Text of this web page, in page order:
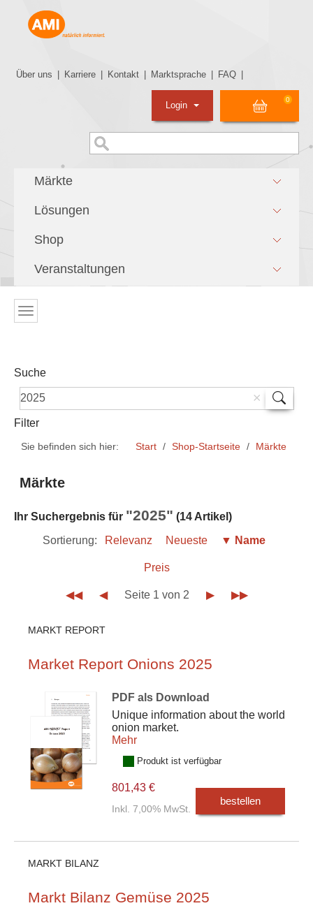
Über uns Karriere Kontakt Marktsprache FAQ
0
Login
Märkte
Lösungen
Shop
Veranstaltungen
Suche
Filter
Sie befinden sich hier: Start Shop-Startseite Märkte
Märkte
Ihr Suchergebnis für "2025" (14 Artikel)
Sortierung:
Relevanz Neueste ▼ Name
Preis
◀◀ ◀ Seite 1 von 2 ▶ ▶▶
MARKT REPORT
Market Report Onions 2025
PDF als Download
Unique information about the world
onion market.
Mehr
Produkt ist verfügbar
801,43 €
Inkl. 7,00% MwSt.
bestellen
MARKT BILANZ
Markt Bilanz Gemüse 2025